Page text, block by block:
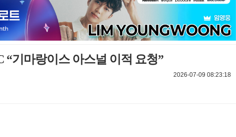
“기마랑이스 아스널 이적 요청”
2026-07-09 08:23:18